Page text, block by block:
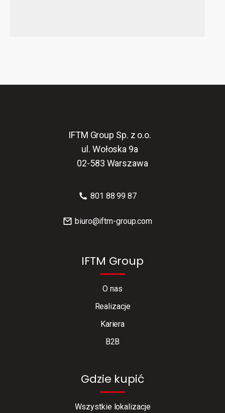
IFTM Group Sp. z o.o.
ul. Wołoska 9a
02-583 Warszawa
801 88 99 87
biuro@iftm-group.com
IFTM Group
O nas
Realizacje
Kariera
B2B
Gdzie kupić
Wszystkie lokalizacje